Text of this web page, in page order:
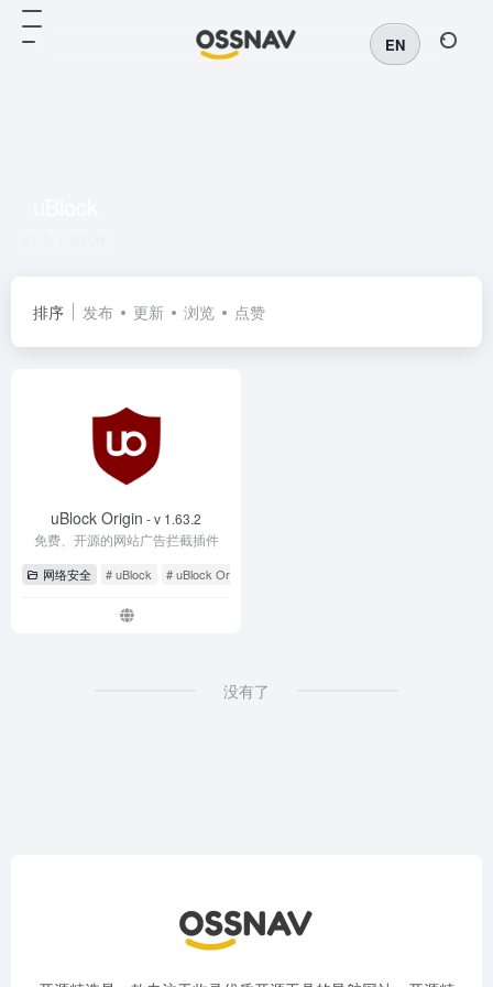
EN
排序 发布 更新 浏览 点赞
uBlock Origin - v 1.63.2
免费、开源的网站广告拦截插件
网络安全 # uBlock # uBlock Origin
没有了